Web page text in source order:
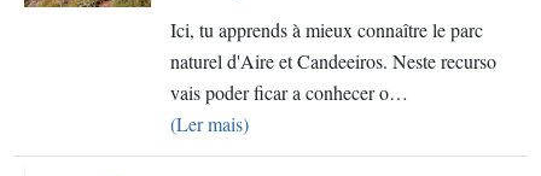
Ici, tu apprends à mieux connaître le parc
naturel d'Aire et Candeeiros. Neste recurso
vais poder ficar a conhecer o…
(Ler mais)